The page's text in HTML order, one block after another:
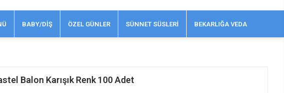
BABY/DİŞ ÖZEL GÜNLER SÜNNET SÜSLERİ BEKARLIĞA VEDA
Balon Karışık Renk 100 Adet